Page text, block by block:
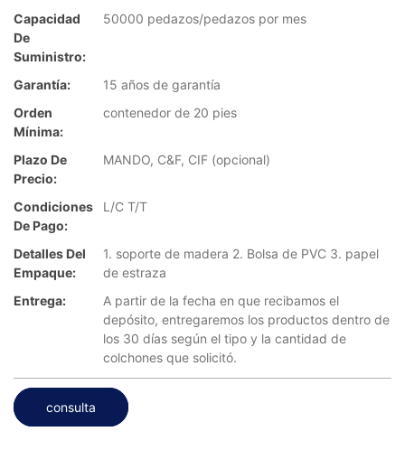
Capacidad
De
Suministro:
50000 pedazos/pedazos por mes
Garantía:
15 años de garantía
Orden
Mínima:
contenedor de 20 pies
Plazo De
Precio:
MANDO, C&F, CIF (opcional)
Condiciones
De Pago:
L/C T/T
Detalles Del
Empaque:
1. soporte de madera 2. Bolsa de PVC 3. papel
de estraza
Entrega:
A partir de la fecha en que recibamos el
depósito, entregaremos los productos dentro de
los 30 días según el tipo y la cantidad de
colchones que solicitó.
consulta